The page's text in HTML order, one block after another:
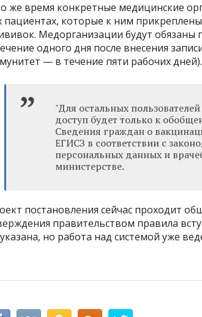
же время конкретные медицинские
пациентах, которые к ним
Медорганизации будут обязаны
одного дня после внесения
— в течение пяти рабочих дней).
"Для остальных
доступ будет только к
Сведения граждан о
ЕГИСЗ в соответствии с
персональных данных и
министерстве.
постановления сейчас проходит
правительством правила
но работа над системой уже